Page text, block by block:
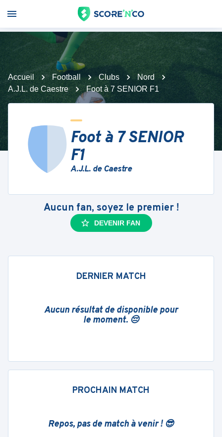
Accueil Football Clubs
Nord
A.J.L. de Caestre
Foot à 7 SENIOR F1
Foot à 7 SENIOR
F1
A.J.L. de Caestre
Aucun fan, soyez le premier !
DEVENIR FAN
DERNIER MATCH
Aucun résultat de disponible pour
le moment. 😔
PROCHAIN MATCH
Repos, pas de match à venir ! 😎